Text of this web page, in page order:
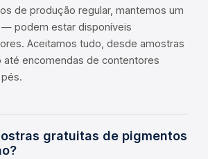
de produção regular, mantemos um
podem estar disponíveis
Aceitamos tudo, desde amostras
até encomendas de contentores
gratuitas de pigmentos